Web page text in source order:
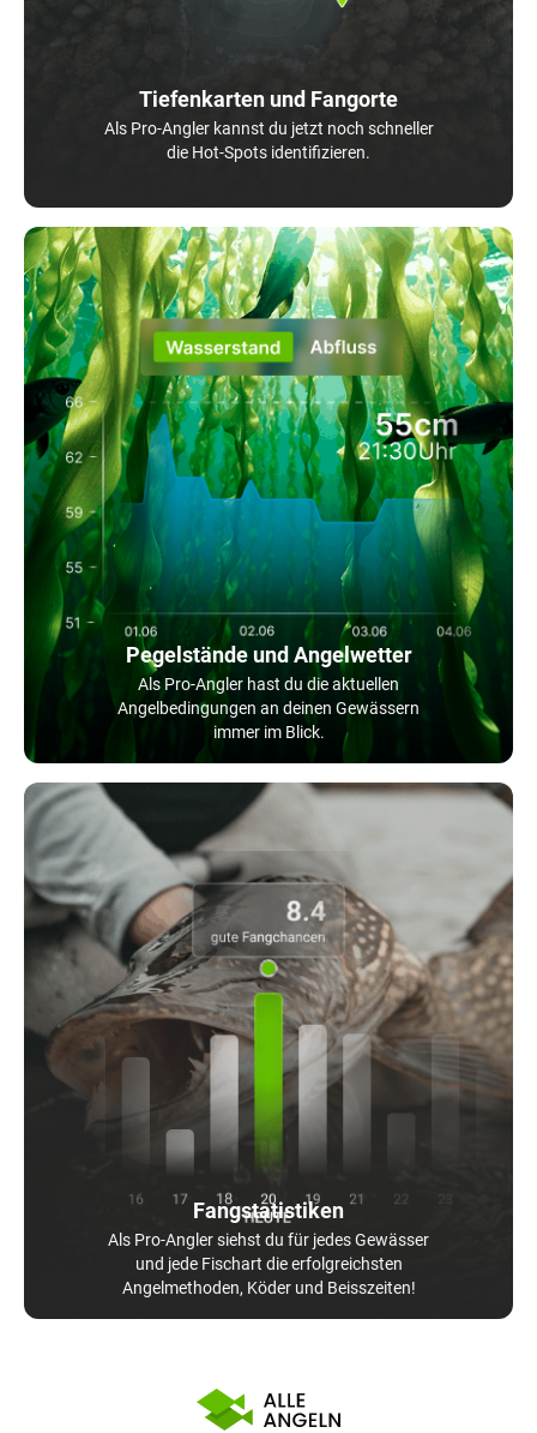
Tiefenkarten und Fangorte
Als Pro-Angler kannst du jetzt noch schneller
die Hot-Spots identifizieren.
Pegelstände und Angelwetter
Als Pro-Angler hast du die aktuellen
Angelbedingungen an deinen Gewässern
immer im Blick.
Fangstatistiken
Als Pro-Angler siehst du für jedes Gewässer
und jede Fischart die erfolgreichsten
Angelmethoden, Köder und Beisszeiten!